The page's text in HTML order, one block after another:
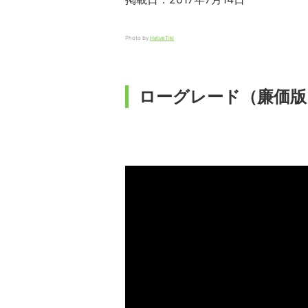
Photo by HelveTiki
ローグレード（廉価